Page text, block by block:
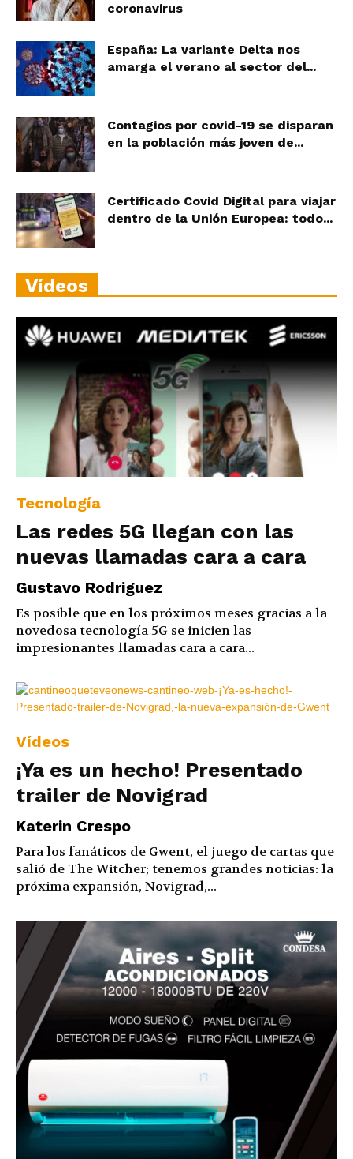
coronavirus
España: La variante Delta nos
amarga el verano al sector del...
Contagios por covid-19 se disparan
en la población más joven de...
Certificado Covid Digital para viajar
dentro de la Unión Europea: todo...
Vídeos
Tecnología
Las redes 5G llegan con las
nuevas llamadas cara a cara
Gustavo Rodriguez
Es posible que en los próximos meses gracias a la
novedosa tecnología 5G se inicien las
impresionantes llamadas cara a cara...
Vídeos
¡Ya es un hecho! Presentado
trailer de Novigrad
Katerin Crespo
Para los fanáticos de Gwent, el juego de cartas que
salió de The Witcher; tenemos grandes noticias: la
próxima expansión, Novigrad,...